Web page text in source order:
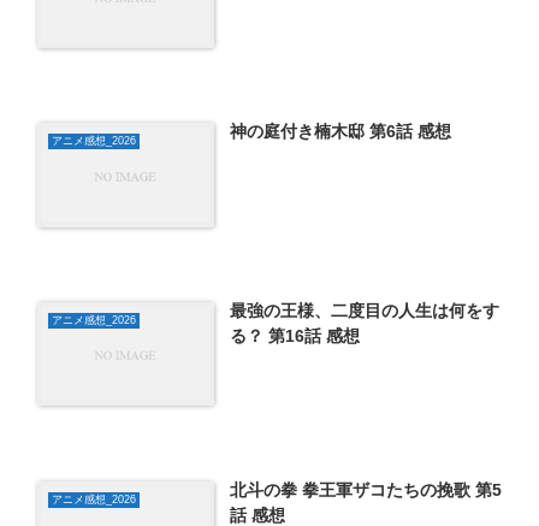
アニメ感想_2026 神の庭付き楠木邸 第6話 感想
アニメ感想_2026
最強の王様、二度目の人生は何をす
る？ 第16話 感想
アニメ感想_2026
北斗の拳 拳王軍ザコたちの挽歌 第5
話 感想